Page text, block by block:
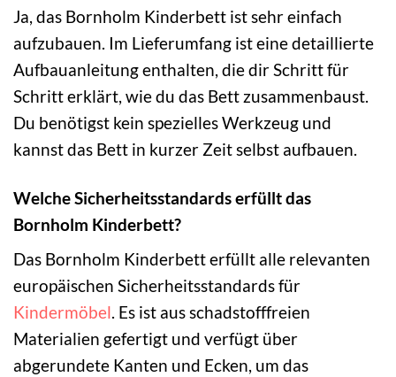
Ja, das Bornholm Kinderbett ist sehr einfach
aufzubauen. Im Lieferumfang ist eine detaillierte
Aufbauanleitung enthalten, die dir Schritt für
Schritt erklärt, wie du das Bett zusammenbaust.
Du benötigst kein spezielles Werkzeug und
kannst das Bett in kurzer Zeit selbst aufbauen.
Welche Sicherheitsstandards erfüllt das
Bornholm Kinderbett?
Das Bornholm Kinderbett erfüllt alle relevanten
europäischen Sicherheitsstandards für
Kindermöbel. Es ist aus schadstofffreien
Materialien gefertigt und verfügt über
abgerundete Kanten und Ecken, um das